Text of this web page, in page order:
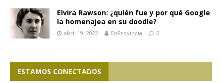
Elvira Rawson: ¿quién fue y por qué Google
la homenajea en su doodle?
abril 19, 2022 EnProvincia 0
ESTAMOS CONECTADOS